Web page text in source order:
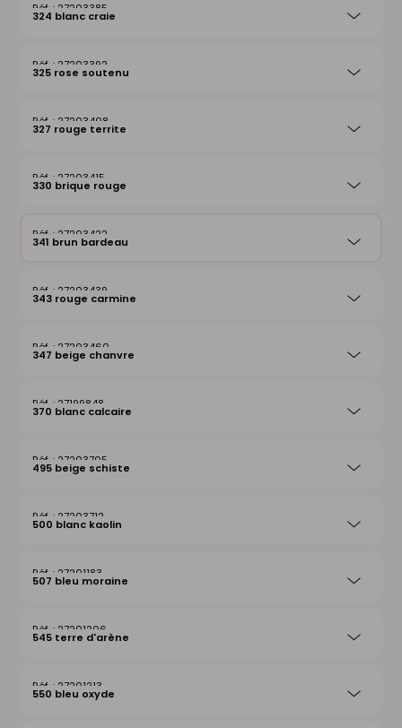
27203385
324 blanc craie
27203392
325 rose soutenu
27203408
327 rouge territe
27203415
330 brique rouge
27203422
341 brun bardeau
27203439
343 rouge carmine
27203460
347 beige chanvre
27199848
370 blanc calcaire
27203705
495 beige schiste
27203712
500 blanc kaolin
27201183
507 bleu moraine
27201206
545 terre d'arène
27201213
550 bleu oxyde